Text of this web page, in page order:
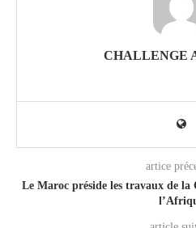
CHALLENGE
artice
Le Maroc préside les travaux de la